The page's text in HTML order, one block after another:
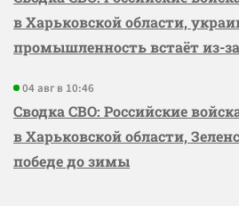
в Харьковской области,
промышленность встаёт из-
04 авг в 10:46
Сводка СВО: Российские
в Харьковской области,
победе до зимы